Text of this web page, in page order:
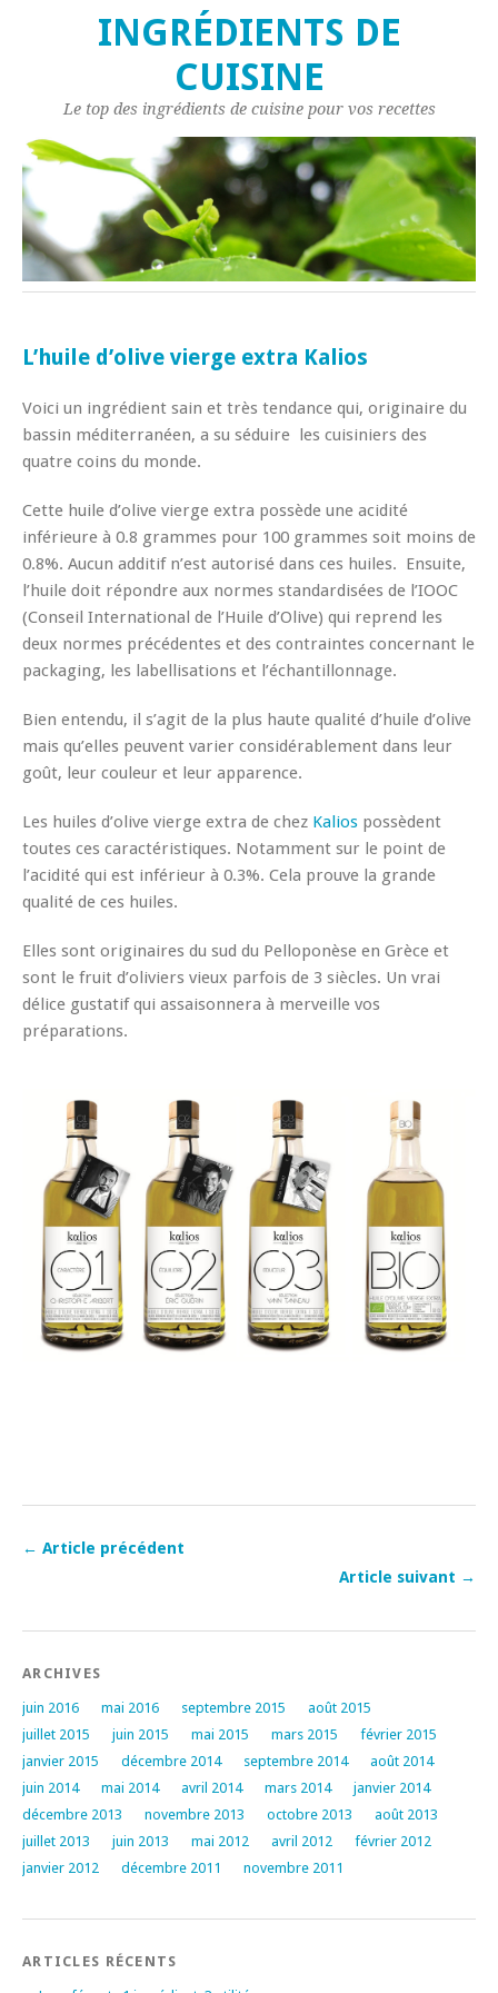
INGRÉDIENTS DE
CUISINE
Le top des ingrédients de cuisine pour vos recettes
L’huile d’olive vierge extra Kalios
Voici un ingrédient sain et très tendance qui, originaire du
bassin méditerranéen, a su séduire les cuisiniers des
quatre coins du monde.
Cette huile d’olive vierge extra possède une acidité
inférieure à 0.8 grammes pour 100 grammes soit moins de
0.8%. Aucun additif n’est autorisé dans ces huiles. Ensuite,
l’huile doit répondre aux normes standardisées de l’IOOC
(Conseil International de l’Huile d’Olive) qui reprend les
deux normes précédentes et des contraintes concernant le
packaging, les labellisations et l’échantillonnage.
Bien entendu, il s’agit de la plus haute qualité d’huile d’olive
mais qu’elles peuvent varier considérablement dans leur
goût, leur couleur et leur apparence.
Les huiles d’olive vierge extra de chez Kalios possèdent
toutes ces caractéristiques. Notamment sur le point de
l’acidité qui est inférieur à 0.3%. Cela prouve la grande
qualité de ces huiles.
Elles sont originaires du sud du Pelloponèse en Grèce et
sont le fruit d’oliviers vieux parfois de 3 siècles. Un vrai
délice gustatif qui assaisonnera à merveille vos
préparations.
← Article précédent
Article suivant →
ARCHIVES
juin 2016 mai 2016 septembre 2015
août 2015
juillet 2015
juin 2015 mai 2015 mars 2015
février 2015
janvier 2015
décembre 2014 septembre 2014
août 2014
juin 2014
mai 2014 avril 2014 mars 2014
janvier 2014
décembre 2013
novembre 2013 octobre 2013
août 2013
juillet 2013
juin 2013 mai 2012 avril 2012
février 2012
janvier 2012
décembre 2011 novembre 2011
ARTICLES RÉCENTS